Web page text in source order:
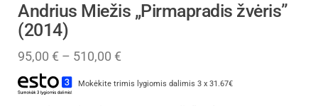
Andrius Miežis „Pirmapradis žvėris”
(2014)
95,00 € – 510,00 €
Mokėkite trimis lygiomis dalimis 3 x 31.67€